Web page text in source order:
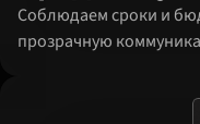
Соблюдаем сроки и
прозрачную